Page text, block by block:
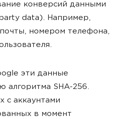
конверсий данными
data). Например,
номером телефона,
эти данные
SHA-256.
с аккаунтами
в момент